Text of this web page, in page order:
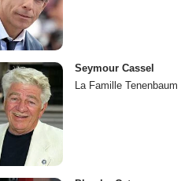
Seymour Cassel
La Famille Tenenbaum